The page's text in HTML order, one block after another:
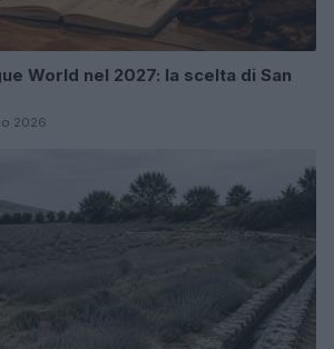
World nel 2027: la scelta di San
2026